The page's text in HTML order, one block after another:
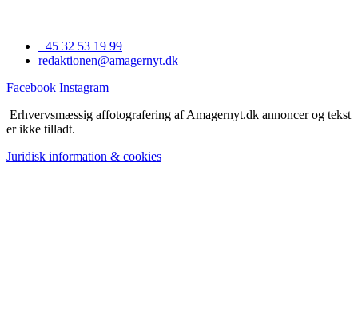
+45 32 53 19 99
redaktionen@amagernyt.dk
Facebook Instagram
Erhvervsmæssig affotografering af Amagernyt.dk annoncer og tekst
er ikke tilladt.
Juridisk information & cookies